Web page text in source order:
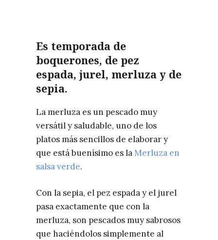
Es temporada de
boquerones, de pez
espada, jurel, merluza y de
sepia.
La merluza es un pescado muy
versátil y saludable, uno de los
platos más sencillos de elaborar y
que está buenísimo es laMerluza en
salsa verde.
Con la sepia, el pez espada y el jurel
pasa exactamente que con la
merluza, son pescados muy sabrosos
que haciéndolos simplemente al